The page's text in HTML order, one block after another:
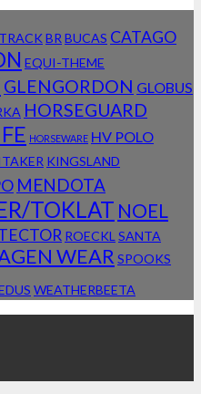
BR BUCAS CATAGO
EQUI-THEME
GLENGORDON GLOBUS
HORSEGUARD
HORSEWARE HV POLO
KINGSLAND
MENDOTA
TOKLAT NOEL
ROECKL SANTA
WEAR SPOOKS
WEATHERBEETA